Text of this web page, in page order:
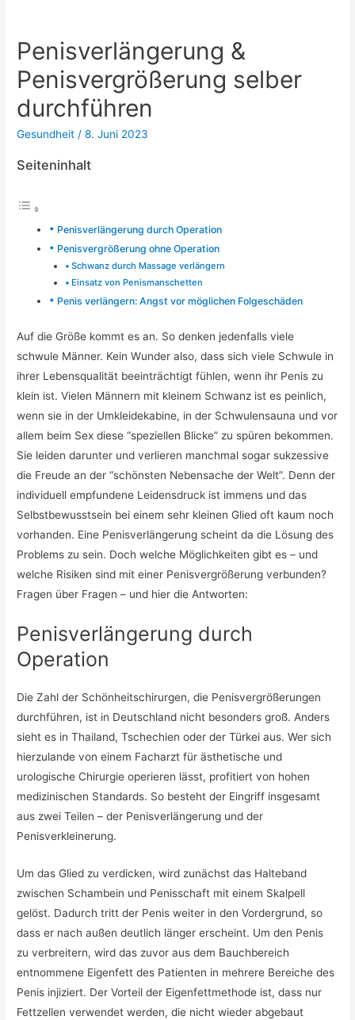
Penisverlängerung &
Penisvergrößerung selber
durchführen
Gesundheit /8. Juni 2023
Seiteninhalt
Penisverlängerung durch Operation
Penisvergrößerung ohne Operation
Schwanz durch Massage verlängern
Einsatz von Penismanschetten
Penis verlängern: Angst vor möglichen Folgeschäden
Auf die Größe kommt es an. So denken jedenfalls viele
schwule Männer. Kein Wunder also, dass sich viele Schwule in
ihrer Lebensqualität beeinträchtigt fühlen, wenn ihr Penis zu
klein ist. Vielen Männern mit kleinem Schwanz ist es peinlich,
wenn sie in der Umkleidekabine, in der Schwulensauna und vor
allem beim Sex diese “speziellen Blicke” zu spüren bekommen.
Sie leiden darunter und verlieren manchmal sogar sukzessive
die Freude an der “schönsten Nebensache der Welt”. Denn der
individuell empfundene Leidensdruck ist immens und das
Selbstbewusstsein bei einem sehr kleinen Glied oft kaum noch
vorhanden. Eine Penisverlängerung scheint da die Lösung des
Problems zu sein. Doch welche Möglichkeiten gibt es – und
welche Risiken sind mit einer Penisvergrößerung verbunden?
Fragen über Fragen – und hier die Antworten:
Penisverlängerung durch
Operation
Die Zahl der Schönheitschirurgen, die Penisvergrößerungen
durchführen, ist in Deutschland nicht besonders groß. Anders
sieht es in Thailand, Tschechien oder der Türkei aus. Wer sich
hierzulande von einem Facharzt für ästhetische und
urologische Chirurgie operieren lässt, profitiert von hohen
medizinischen Standards. So besteht der Eingriff insgesamt
aus zwei Teilen – der Penisverlängerung und der
Penisverkleinerung.
Um das Glied zu verdicken, wird zunächst das Halteband
zwischen Schambein und Penisschaft mit einem Skalpell
gelöst. Dadurch tritt der Penis weiter in den Vordergrund, so
dass er nach außen deutlich länger erscheint. Um den Penis
zu verbreitern, wird das zuvor aus dem Bauchbereich
entnommene Eigenfett des Patienten in mehrere Bereiche des
Penis injiziert. Der Vorteil der Eigenfettmethode ist, dass nur
Fettzellen verwendet werden, die nicht wieder abgebaut